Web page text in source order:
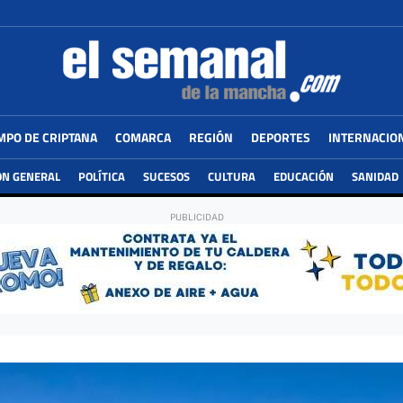
DE CRIPTANA COMARCA REGIÓN DEPORTES
GENERAL POLÍTICA SUCESOS CULTURA EDUCACIÓN SANIDAD